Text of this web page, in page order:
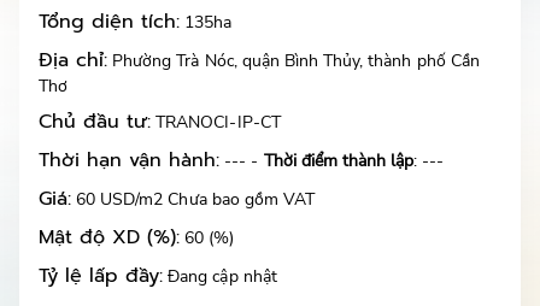
Tổng diện tích: 135ha
Địa chỉ: Phường Trà Nóc, quận Bình Thủy, thành phố Cần
Thơ
Chủ đầu tư: TRANOCI-IP-CT
Thời hạn vận hành: --- - Thời điểm thành lập: ---
Giá: 60 USD/m2 Chưa bao gồm VAT
Mật độ XD (%): 60 (%)
Tỷ lệ lấp đầy: Đang cập nhật